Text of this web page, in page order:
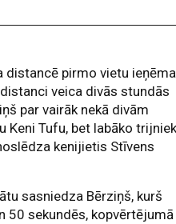
distancē pirmo vietu ieņēma
veica divās stundās
par vairāk nekā divām
Keni Tufu, bet labāko
kenijietis Stīvens
sasniedza Bērziņš, kurš
50 sekundēs, kopvērtējumā